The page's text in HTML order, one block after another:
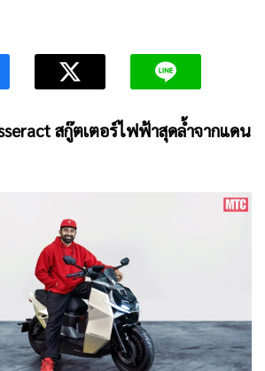
สกู๊ตเตอร์ไฟฟ้าสุดล้ำจากแดน